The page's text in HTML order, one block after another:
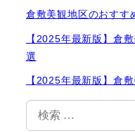
倉敷美観地区のおすす
【2025年最新版】倉
選
【2025年最新版】倉